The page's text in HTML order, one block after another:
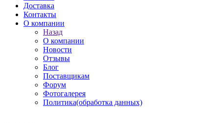
Доставка
Контакты
О компании
Назад
О компании
Новости
Отзывы
Блог
Поставщикам
Форум
Фотогалерея
Политика(обработка данных)